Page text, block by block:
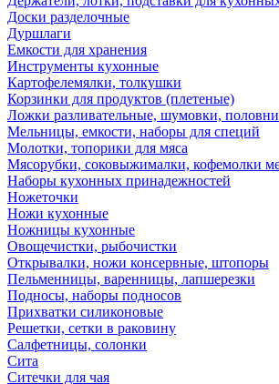
Доски разделочные
Дуршлаги
Емкости для хранения
Инструменты кухонные
Картофелемялки, толкушки
Корзинки для продуктов (плетеные)
Ложки разливательные, шумовки,
Мельницы, емкости, наборы для специй
Молотки, топорики для мяса
Мясорубки, соковыжималки, кофемолки
Наборы кухонных принадежностей
Ножеточки
Ножи кухонные
Ножницы кухонные
Овощечистки, рыбочистки
Открывалки, ножи консервные, штопоры
Пельменницы, варенницы, лапшерезки
Подносы, наборы подносов
Прихватки силиконовые
Решетки, сетки в раковину
Салфетницы, солонки
Сита
Ситечки для чая